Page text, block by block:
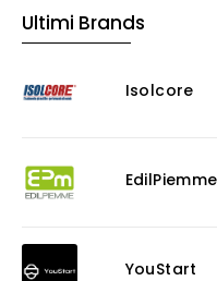
Ultimi Brands
Isolcore
EdilPiemme
YouStart